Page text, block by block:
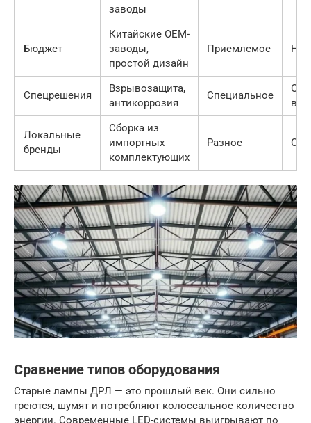
заводы
Бюджет
Китайские OEM-
заводы,
простой дизайн
Приемлемое
Спецрешения
Взрывозащита,
антикоррозия
Специальное
Локальные
бренды
Сборка из
импортных
комплектующих
Разное
Сравнение типов оборудования
Старые лампы ДРЛ — это прошлый век. Они сильно
греются, шумят и потребляют колоссальное количество
энергии. Современные LED-системы выигрывают по